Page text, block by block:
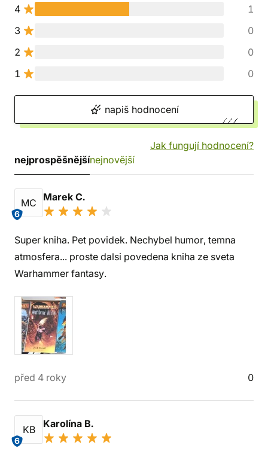
4
1
3
0
2
0
1
0
napiš hodnocení
Jak fungují hodnocení?
nejprospěšnějšínejnovější
MC
6
Marek C.
Super kniha. Pet povidek. Nechybel humor, temna
atmosfera... proste dalsi povedena kniha ze sveta
Warhammer fantasy.
před 4 roky 0
KB
6
Karolína B.